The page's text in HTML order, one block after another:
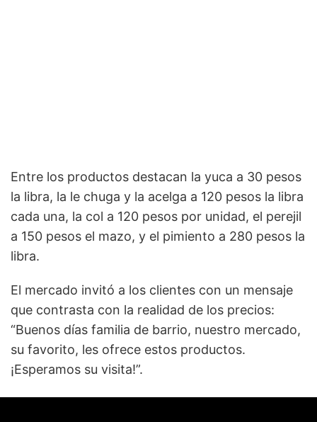
Entre los productos destacan la yuca a 30 pesos
la libra, la le chuga y la acelga a 120 pesos la libra
cada una, la col a 120 pesos por unidad, el perejil
a 150 pesos el mazo, y el pimiento a 280 pesos la
libra.
El mercado invitó a los clientes con un mensaje
que contrasta con la realidad de los precios:
“Buenos días familia de barrio, nuestro mercado,
su favorito, les ofrece estos productos.
¡Esperamos su visita!”.